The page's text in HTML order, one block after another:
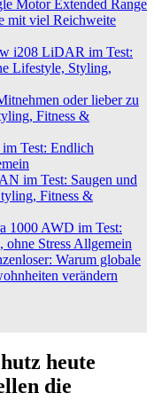
Motor Extended Range
mit viel Reichweite
i208 LiDAR im Test:
Lifestyle, Styling,
oder lieber zu
Fitness &
Test: Endlich
im Test: Saugen und
Fitness &
AWD im Test:
Stress Allgemein
Warum globale
verändern
heute
die